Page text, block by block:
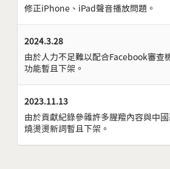
修正iPhone、iPad聲音播放問題。
2024.3.28
由於人力不足難以配合Facebook審查
功能暫且下架。
2023.11.13
由於貢獻紀錄參雜許多腥羶內容與中
燒燙燙新詞暫且下架。